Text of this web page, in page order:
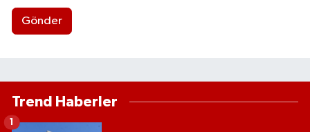
Gönder
Trend Haberler
1